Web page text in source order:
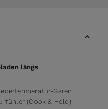
längs
Garen
(Cook & Hold)